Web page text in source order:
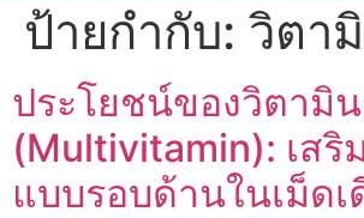
ป้ายกำกับ: วิตา
ประโยชน์ของวิตามิ
(Multivitamin): เสริ
แบบรอบด้านในเม็ดเ